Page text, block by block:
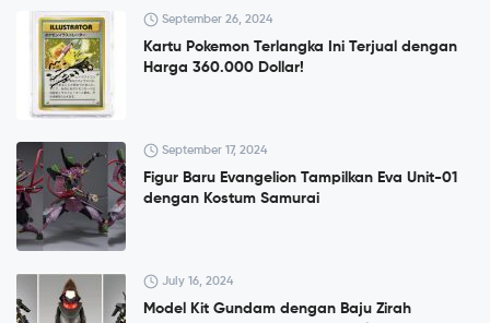
September 26, 2024
Kartu Pokemon Terlangka Ini Terjual dengan
Harga 360.000 Dollar!
September 17, 2024
Figur Baru Evangelion Tampilkan Eva Unit-01
dengan Kostum Samurai
July 16, 2024
Model Kit Gundam dengan Baju Zirah